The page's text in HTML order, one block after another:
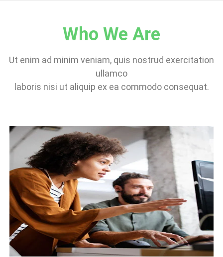
Who We Are
Ut enim ad minim veniam, quis nostrud exercitation
ullamco
laboris nisi ut aliquip ex ea commodo consequat.